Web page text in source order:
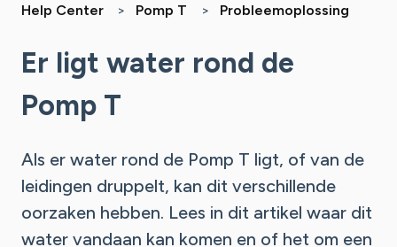
Help Center Pomp T Probleemoplossing
Er ligt water rond de
Pomp T
Als er water rond de Pomp T ligt, of van de
leidingen druppelt, kan dit verschillende
oorzaken hebben. Lees in dit artikel waar dit
water vandaan kan komen en of het om een